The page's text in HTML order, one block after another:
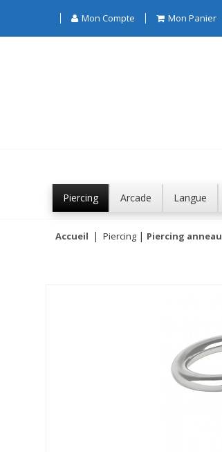
Mon Compte Mon Panier
Piercing Arcade Langue
Accueil Piercing Piercing anneau